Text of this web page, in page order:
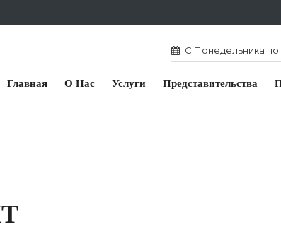
С Понедельника по
Главная О Нас Услуги Представительства